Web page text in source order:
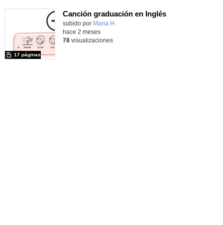
Canción graduación en Inglés
Contenido educativo.
subido por Maria H.
17 páginas
hace 2 meses
78visualizaciones